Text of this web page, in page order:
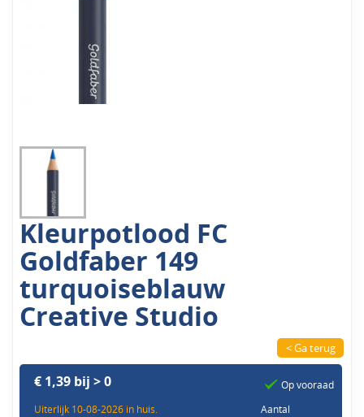
Kleurpotlood FC
Goldfaber 149
turquoiseblauw
Creative Studio
< Ga terug
€ 1,39 bij > 0
Uiterlijk 10-08-2026 in huis.
Op vooraad
Aantal